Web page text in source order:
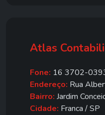
Atlas
Fone: 16 3702-
Endereço: Rua
Bairro: Jardim
Cidade: Franca / SP